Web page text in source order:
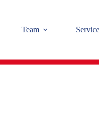
Team Service